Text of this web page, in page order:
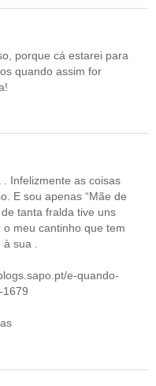
porque cá estarei para
quando assim for
Infelizmente as coisas
E sou apenas “Mãe de
tanta fralda tive uns
meu cantinho que tem
sua .
e-quando-
1679